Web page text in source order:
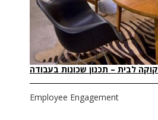
Employee Engagement
לבית – תכנון שכונות בעבודה